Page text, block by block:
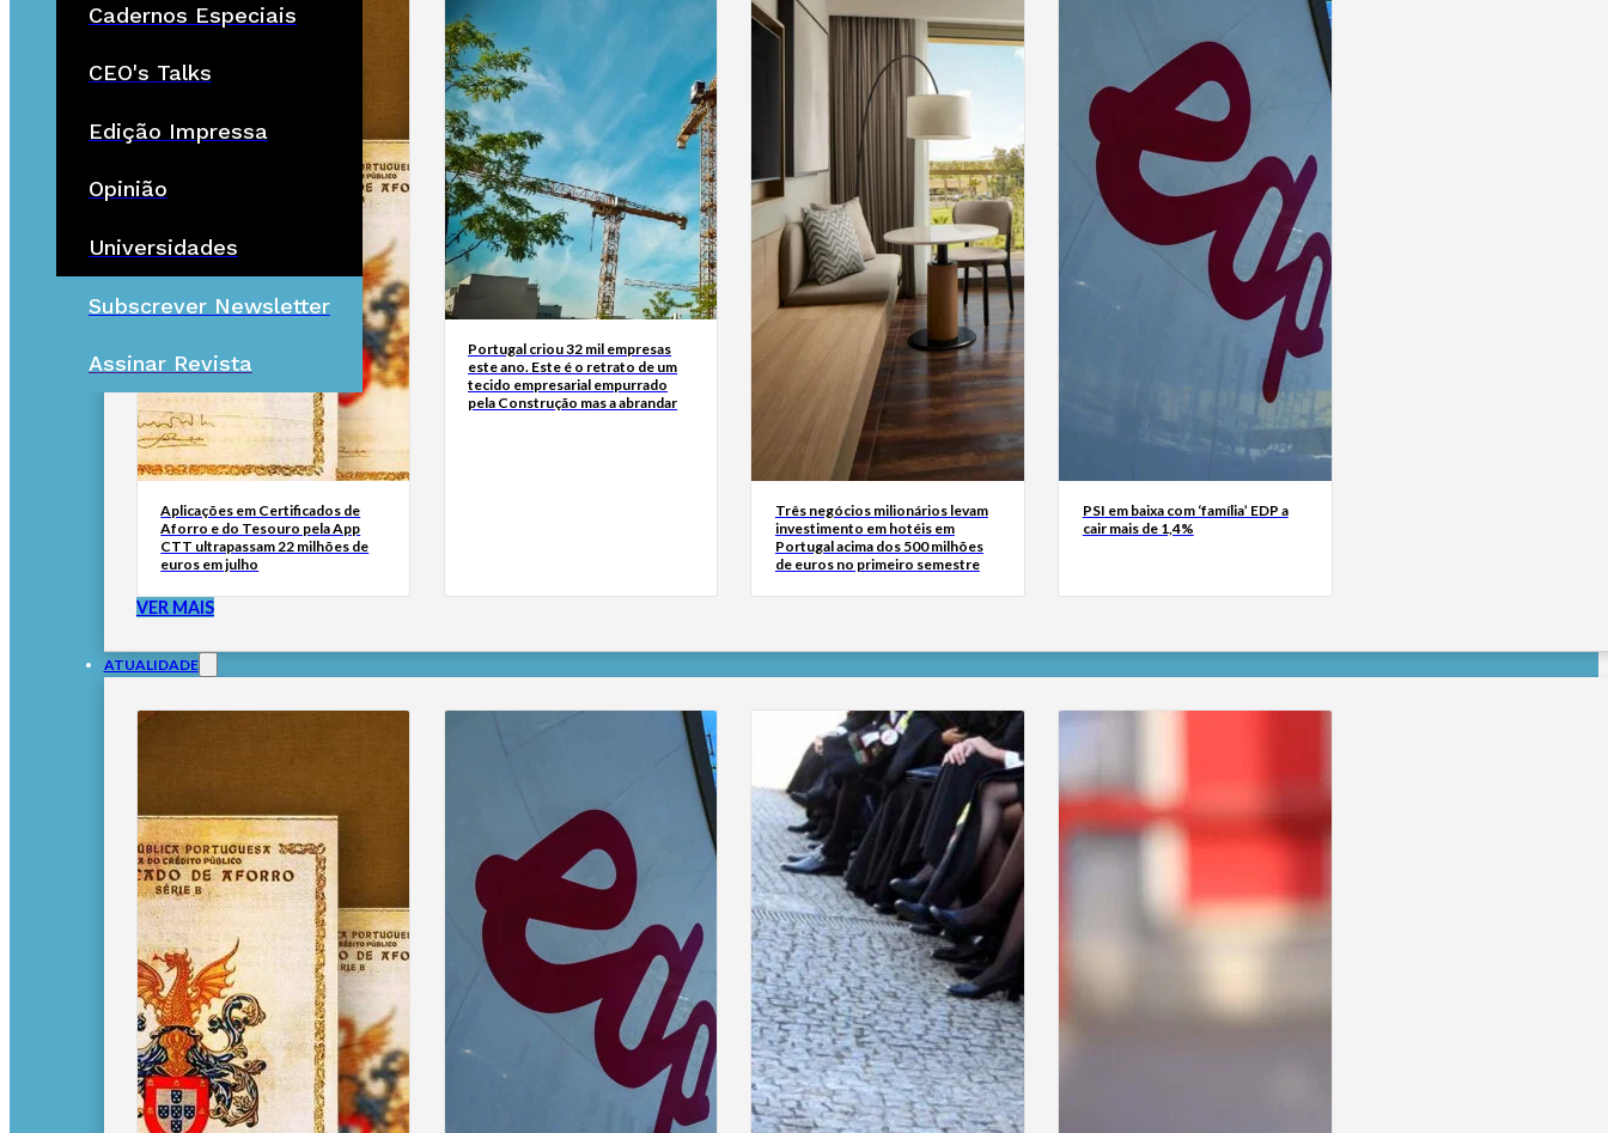
Cadernos Especiais
CEO's Talks
Edição Impressa
Opinião
Universidades
Subscrever Newsletter
Assinar Revista
Aplicações em Certificados de
Aforro e do Tesouro pela App
CTT ultrapassam 22 milhões de
euros em julho
Portugal criou 32 mil empresas
este ano. Este é o retrato de um
tecido empresarial empurrado
pela Construção mas a abrandar
Três negócios milionários levam
investimento em hotéis em
Portugal acima dos 500 milhões
de euros no primeiro semestre
PSI em baixa com ‘família’ EDP a
cair mais de 1,4%
VER MAIS
ATUALIDADE